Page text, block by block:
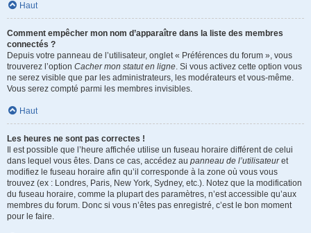
Haut
Comment empêcher mon nom d’apparaître dans la liste des membres
connectés ?
Depuis votre panneau de l’utilisateur, onglet « Préférences du forum », vous
trouverez l’option Cacher mon statut en ligne. Si vous activez cette option vous
ne serez visible que par les administrateurs, les modérateurs et vous-même.
Vous serez compté parmi les membres invisibles.
Haut
Les heures ne sont pas correctes !
Il est possible que l’heure affichée utilise un fuseau horaire différent de celui
dans lequel vous êtes. Dans ce cas, accédez au panneau de l’utilisateuret
modifiez le fuseau horaire afin qu’il corresponde à la zone où vous vous
trouvez (ex : Londres, Paris, New York, Sydney, etc.). Notez que la modification
du fuseau horaire, comme la plupart des paramètres, n’est accessible qu’aux
membres du forum. Donc si vous n’êtes pas enregistré, c’est le bon moment
pour le faire.